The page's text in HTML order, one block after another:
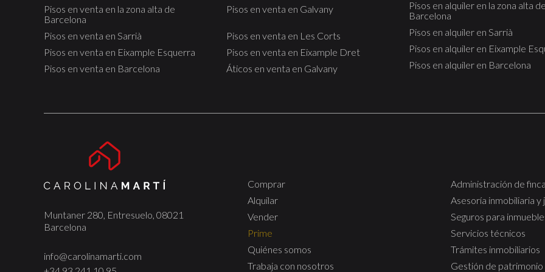
Pisos en venta en la zona alta de
Barcelona
Pisos en venta en Galvany
Pisos en venta en Sarrià
Pisos en venta en Les Corts
Pisos en venta en Eixample Esquerra
Pisos en venta en Eixample Dret
Pisos en venta en Barcelona
Áticos en venta en Galvany
Pisos en alquiler en la zona alta de
Barcelona
Pisos en alquiler en Sarrià
Pisos en alquiler en Eixample
Pisos en alquiler en Barcelona
Muntaner 280, Entresuelo, 08021
Barcelona
info@carolinamarti.com
Comprar
Alquilar
Vender
Prime
Quiénes somos
Trabaja con nosotros
Administración de
Asesoría inmobiliaria y
Seguros para
Servicios técnicos
Trámites inmobiliarios
Gestión de patrimonio